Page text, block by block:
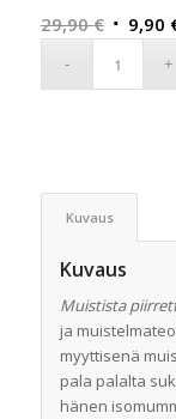
29,90€ 9,90
Kuvaus
Kuvaus
Muistista
ja
myyttisenä
pala palalta
hänen